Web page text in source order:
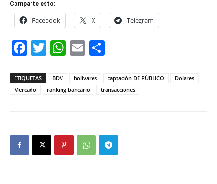
Comparte esto:
Facebook X Telegram
Facebook
Twitter
WhatsApp
Email
ETIQUETAS BDV bolivares captación DE PÚBLICO
Dolares
Mercado
ranking bancario transacciones